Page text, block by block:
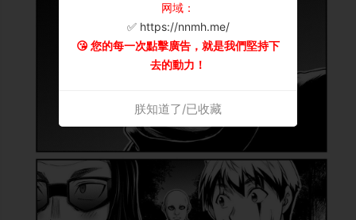
网域：
✅ https://nnmh.me/
😘 您的每一次點擊廣告，就是我們堅持下
去的動力！
朕知道了/已收藏